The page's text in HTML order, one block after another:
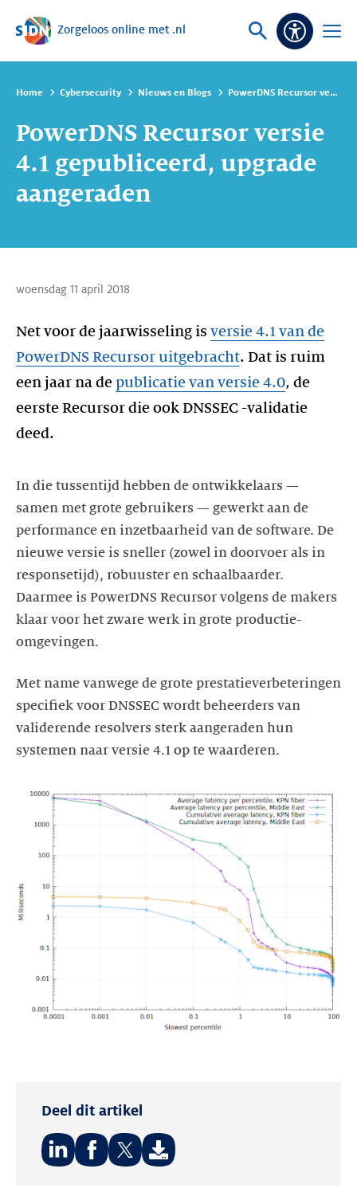
Sla navigatie over
Zorgeloos online met .nl
Vraag
Open
Home Cybersecurity Nieuws en Blogs PowerDNS Recursor versie 4.1 gepubliceerd, upgrade aangeraden
PowerDNS Recursor versie
4.1 gepubliceerd, upgrade
aangeraden
woensdag 11 april 2018
Net voor de jaarwisseling is versie 4.1 van de
PowerDNS Recursor uitgebracht. Dat is ruim
een jaar na de publicatie van versie 4.0, de
eerste Recursor die ook DNSSEC -validatie
deed.
In die tussentijd hebben de ontwikkelaars —
samen met grote gebruikers — gewerkt aan de
performance en inzetbaarheid van de software. De
nieuwe versie is sneller (zowel in doorvoer als in
responsetijd), robuuster en schaalbaarder.
Daarmee is PowerDNS Recursor volgens de makers
klaar voor het zware werk in grote productie-
omgevingen.
Met name vanwege de grote prestatieverbeteringen
specifiek voor DNSSEC wordt beheerders van
validerende resolvers sterk aangeraden hun
systemen naar versie 4.1 op te waarderen.
Deel dit artikel